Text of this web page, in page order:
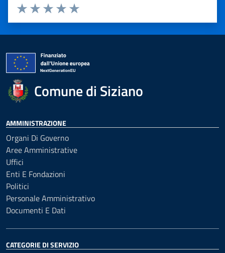
Valuta 5 stelle su 5
Valuta 4 stelle su 5
Valuta 3 stelle su 5
Valuta 2 stelle su 5
Valuta 1 stelle su 5
Comune di Siziano
AMMINISTRAZIONE
Organi Di Governo
Aree Amministrative
Uffici
Enti E Fondazioni
Politici
Personale Amministrativo
Documenti E Dati
CATEGORIE DI SERVIZIO